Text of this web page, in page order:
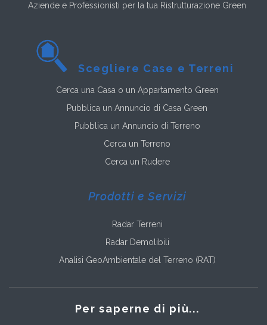
Aziende e Professionisti per la tua Ristrutturazione Green
Scegliere Case e Terreni
Cerca una Casa o un Appartamento Green
Pubblica un Annuncio di Casa Green
Pubblica un Annuncio di Terreno
Cerca un Terreno
Cerca un Rudere
Prodotti e Servizi
Radar Terreni
Radar Demolibili
Analisi GeoAmbientale del Terreno (RAT)
Per saperne di più...